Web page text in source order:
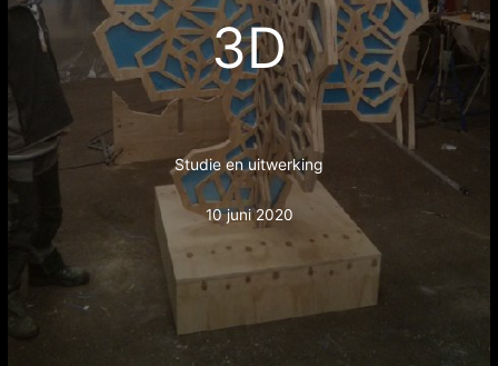
3D
Studie en uitwerking
10 juni 2020